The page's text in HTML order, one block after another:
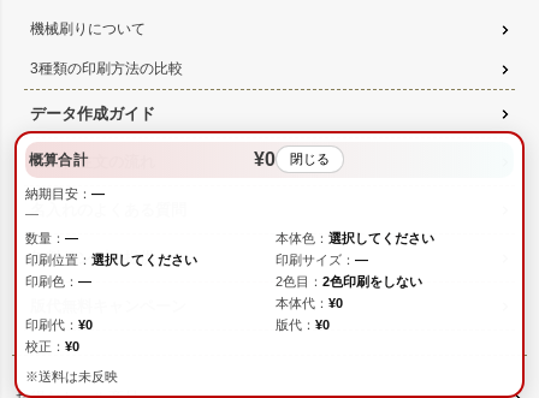
概算合計 ¥0 閉じる
納期目安： —
—
数量： — 本体色： 選択してください
印刷位置： 選択してください 印刷サイズ： —
印刷色： — 2色目： 2色印刷をしない
本体代： ¥0
印刷代： ¥0 版代： ¥0
校正： ¥0
※送料は未反映
機械刷りについて
3種類の印刷方法の比較
データ作成ガイド
名入れ注文の流れ
名入れのよくある質問
無料サンプル提供